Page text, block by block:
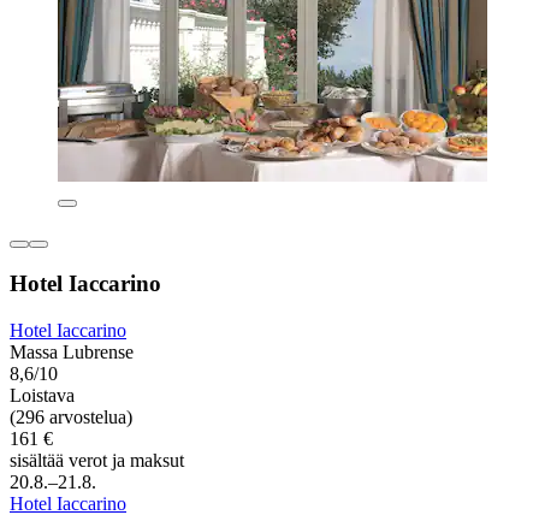
Hotel Iaccarino
Hotel Iaccarino
Massa Lubrense
8,6/10
Loistava
(296 arvostelua)
161 €
sisältää verot ja maksut
20.8.–21.8.
Hotel Iaccarino